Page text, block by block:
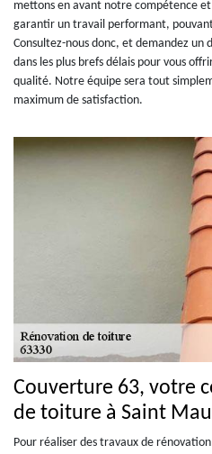
mettons en avant notre compétence
garantir un travail performant,
Consultez-nous donc, et demandez un
dans les plus brefs délais pour vous
qualité. Notre équipe sera tout
maximum de satisfaction.
Couverture 63, votre
de toiture à Saint
Pour réaliser des travaux de